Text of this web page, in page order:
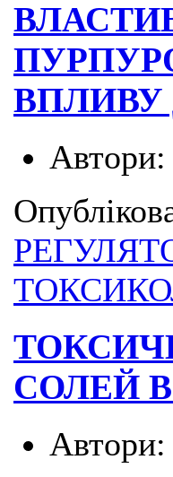
ВПЛИВУ
Автори:
СОЛЕЙ
Автори: